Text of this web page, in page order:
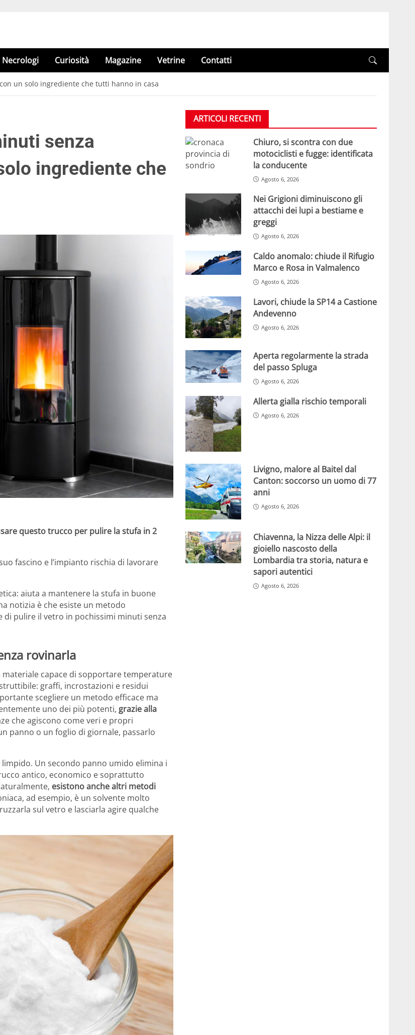
Necrologi Curiosità Magazine Vetrine Contatti
un solo ingrediente che tutti hanno in casa
senza
ingrediente che
questo trucco per pulire la stufa in 2
fascino e l’impianto rischia di lavorare
aiuta a mantenere la stufa in buone
notizia è che esiste un metodo
pulire il vetro in pochissimi minuti senza
rovinarla
capace di sopportare temperature
graffi, incrostazioni e residui
scegliere un metodo efficace ma
uno dei più potenti, grazie alla
che agiscono come veri e propri
panno o un foglio di giornale, passarlo
Un secondo panno umido elimina i
antico, economico e soprattutto
esistono anche altri metodi
ad esempio, è un solvente molto
sul vetro e lasciarla agire qualche
ARTICOLI RECENTI
Chiuro, si scontra con due
motociclisti e fugge: identificata
la conducente
Agosto 6, 2026
Nei Grigioni diminuiscono gli
attacchi dei lupi a bestiame e
greggi
Agosto 6, 2026
Caldo anomalo: chiude il Rifugio
Marco e Rosa in Valmalenco
Agosto 6, 2026
Lavori, chiude la SP14 a Castione
Andevenno
Agosto 6, 2026
Aperta regolarmente la strada
del passo Spluga
Agosto 6, 2026
Allerta gialla rischio temporali
Agosto 6, 2026
Livigno, malore al Baitel dal
Canton: soccorso un uomo di 77
anni
Agosto 6, 2026
Chiavenna, la Nizza delle Alpi: il
gioiello nascosto della
Lombardia tra storia, natura e
sapori autentici
Agosto 6, 2026